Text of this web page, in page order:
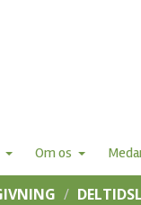
Om os